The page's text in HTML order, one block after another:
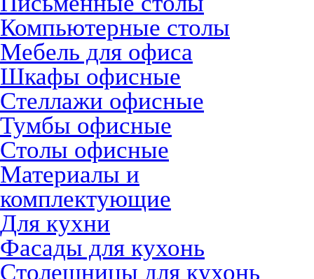
Компьютерные столы
Мебель для офиса
Шкафы офисные
Стеллажи офисные
Тумбы офисные
Столы офисные
Материалы и
комплектующие
Для кухни
Фасады для кухонь
Столешницы для кухонь